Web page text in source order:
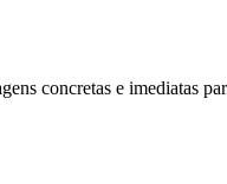
concretas e imediatas